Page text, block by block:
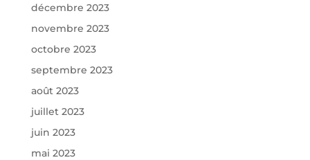
décembre 2023
novembre 2023
octobre 2023
septembre 2023
août 2023
juillet 2023
juin 2023
mai 2023